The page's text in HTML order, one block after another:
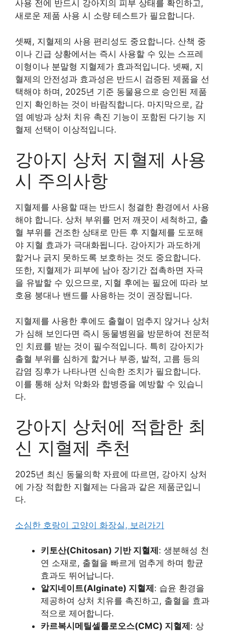
사용 전에 반드시 강아지의 피부 상태를 확인하고,
새로운 제품 사용 시 소량 테스트가 필요합니다.
셋째, 지혈제의 사용 편리성도 중요합니다. 산책 중
이나 긴급 상황에서는 즉시 사용할 수 있는 스프레
이형이나 분말형 지혈제가 효과적입니다. 넷째, 지
혈제의 안전성과 효과성은 반드시 검증된 제품을 선
택해야 하며, 2025년 기준 동물용으로 승인된 제품
인지 확인하는 것이 바람직합니다. 마지막으로, 감
염 예방과 상처 치유 촉진 기능이 포함된 다기능 지
혈제 선택이 이상적입니다.
강아지 상처 지혈제 사용
시 주의사항
지혈제를 사용할 때는 반드시 청결한 환경에서 사용
해야 합니다. 상처 부위를 먼저 깨끗이 세척하고, 출
혈 부위를 건조한 상태로 만든 후 지혈제를 도포해
야 지혈 효과가 극대화됩니다. 강아지가 과도하게
핥거나 긁지 못하도록 보호하는 것도 중요합니다.
또한, 지혈제가 피부에 남아 장기간 접촉하면 자극
을 유발할 수 있으므로, 지혈 후에는 필요에 따라 보
호용 붕대나 밴드를 사용하는 것이 권장됩니다.
지혈제를 사용한 후에도 출혈이 멈추지 않거나 상처
가 심해 보인다면 즉시 동물병원을 방문하여 전문적
인 치료를 받는 것이 필수적입니다. 특히 강아지가
출혈 부위를 심하게 핥거나 부종, 발적, 고름 등의
감염 징후가 나타나면 신속한 조치가 필요합니다.
이를 통해 상처 악화와 합병증을 예방할 수 있습니
다.
강아지 상처에 적합한 최
신 지혈제 추천
2025년 최신 동물의학 자료에 따르면, 강아지 상처
에 가장 적합한 지혈제는 다음과 같은 제품군입니
다.
소심한 호랑이 고양이 화장실, 보러가기
키토산(Chitosan) 기반 지혈제 : 생분해성 천
연 소재로, 출혈을 빠르게 멈추게 하며 항균
효과도 뛰어납니다.
알지네이트(Alginate) 지혈제 : 습윤 환경을
제공하여 상처 치유를 촉진하고, 출혈을 효과
적으로 제어합니다.
카르복시메틸셀룰로오스(CMC) 지혈제 : 상